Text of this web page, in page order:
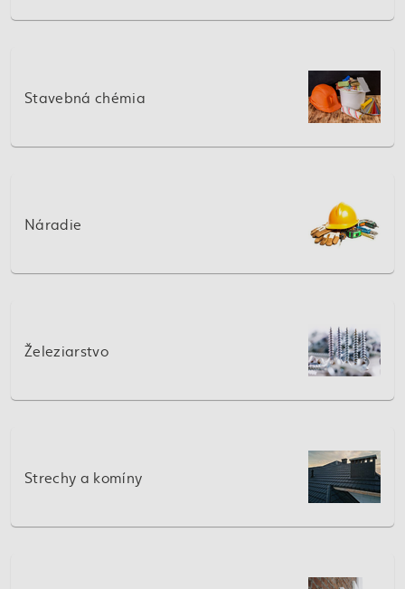
Stavebná chémia
Náradie
Železiarstvo
Strechy a komíny